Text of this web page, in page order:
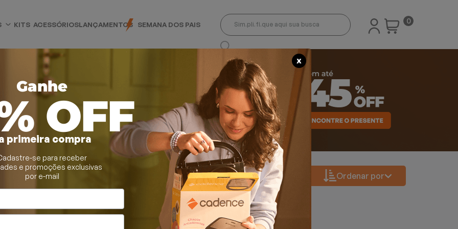
KITS ACESSÓRIOSLANÇAMENTOS SEMANA DOS PAIS 0
Alisadoras
Ordenar por
X
Ganhe
OFF
primeira compra
se para receber
e promoções exclusivas
por e-mail